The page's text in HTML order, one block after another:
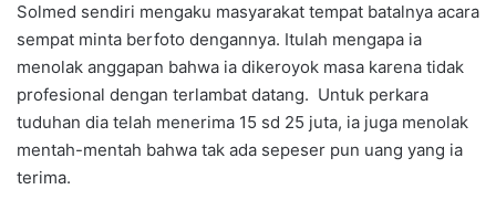
Solmed sendiri mengaku masyarakat tempat batalnya acara
sempat minta berfoto dengannya. Itulah mengapa ia
menolak anggapan bahwa ia dikeroyok masa karena tidak
profesional dengan terlambat datang. Untuk perkara
tuduhan dia telah menerima 15 sd 25 juta, ia juga menolak
mentah-mentah bahwa tak ada sepeser pun uang yang ia
terima.